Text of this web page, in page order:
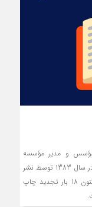
و مدیر مؤسسه
مدرسه زندگی) و ترجمه عرفان ثابتی در 303 صفحه در سال 1383 توسط نشر
ققنوس چاپ و در اختیار علاقه‌مندان قرار گرفت. تاکنون 18 بار تجدید چاپ